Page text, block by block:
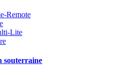
Remote
Lite
souterraine